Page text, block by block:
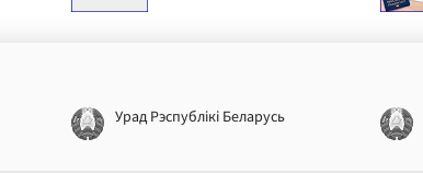
Урад Рэспублікі Беларусь